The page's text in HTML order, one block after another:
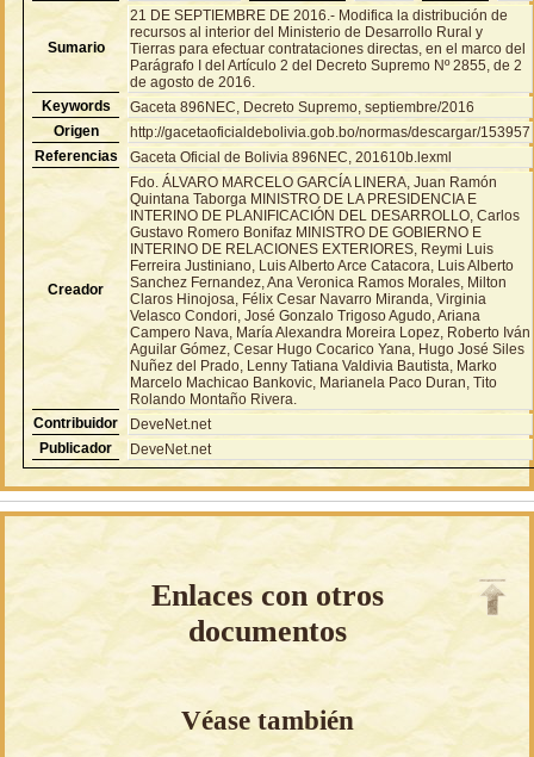
Sumario
21 DE SEPTIEMBRE DE 2016.- Modifica la distribución de
recursos al interior del Ministerio de Desarrollo Rural y
Tierras para efectuar contrataciones directas, en el marco del
Parágrafo I del Artículo 2 del Decreto Supremo Nº 2855, de 2
de agosto de 2016.
Keywords
Gaceta 896NEC, Decreto Supremo, septiembre/2016
Origen
http://gacetaoficialdebolivia.gob.bo/normas/descargar/153957
Referencias
Gaceta Oficial de Bolivia 896NEC, 201610b.lexml
Creador
Fdo. ÁLVARO MARCELO GARCÍA LINERA, Juan Ramón
Quintana Taborga MINISTRO DE LA PRESIDENCIA E
INTERINO DE PLANIFICACIÓN DEL DESARROLLO, Carlos
Gustavo Romero Bonifaz MINISTRO DE GOBIERNO E
INTERINO DE RELACIONES EXTERIORES, Reymi Luis
Ferreira Justiniano, Luis Alberto Arce Catacora, Luis Alberto
Sanchez Fernandez, Ana Veronica Ramos Morales, Milton
Claros Hinojosa, Félix Cesar Navarro Miranda, Virginia
Velasco Condori, José Gonzalo Trigoso Agudo, Ariana
Campero Nava, María Alexandra Moreira Lopez, Roberto Iván
Aguilar Gómez, Cesar Hugo Cocarico Yana, Hugo José Siles
Nuñez del Prado, Lenny Tatiana Valdivia Bautista, Marko
Marcelo Machicao Bankovic, Marianela Paco Duran, Tito
Rolando Montaño Rivera.
Contribuidor
DeveNet.net
Publicador
DeveNet.net
Enlaces con otros
documentos
Véase también